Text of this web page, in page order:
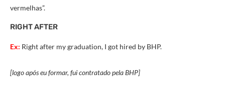
vermelhas”.
RIGHT AFTER
Ex: Right after my graduation, I got hired by BHP.
[logo após eu formar, fui contratado pela BHP]